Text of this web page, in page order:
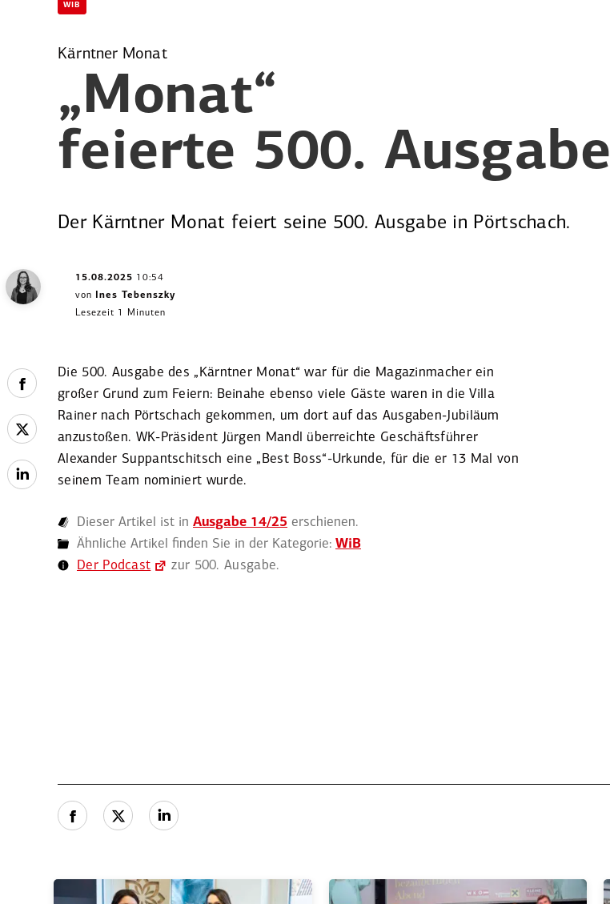
WIB
Kärntner Monat
„Monat“
feierte 500. Ausgabe
Der Kärntner Monat feiert seine 500. Ausgabe in Pörtschach.
15.08.2025 10:54
von Ines Tebenszky
Lesezeit 1 Minuten
Die 500. Ausgabe des „Kärntner Monat“ war für die Magazin­macher ein
großer Grund zum Feiern: Beinahe ebenso viele Gäste waren in die Villa
Rainer nach Pörtschach gekommen, um dort auf das Ausgaben-Jubiläum
anzustoßen. WK-Präsident Jürgen Mandl überreichte Geschäfts­führer
Alexander Suppant­s­chitsch eine „Best Boss“-Urkunde, für die er 13 Mal von
seinem Team nominiert wurde.
Dieser Artikel ist in Ausgabe 14/25 erschienen.
Ähnliche Artikel finden Sie in der Kategorie: WiB
Der Podcast
zur 500. Ausgabe.